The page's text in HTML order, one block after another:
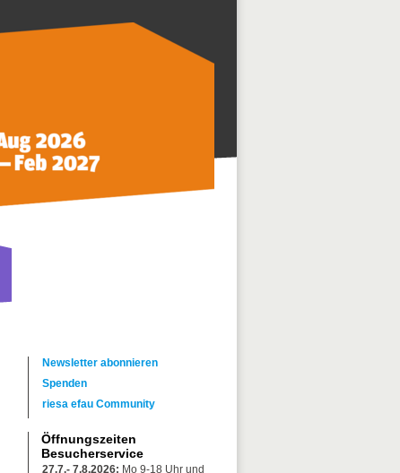
Newsletter abonnieren
Spenden
riesa efau Community
Öffnungszeiten
Besucherservice
27.7.- 7.8.2026: Mo 9-18 Uhr und